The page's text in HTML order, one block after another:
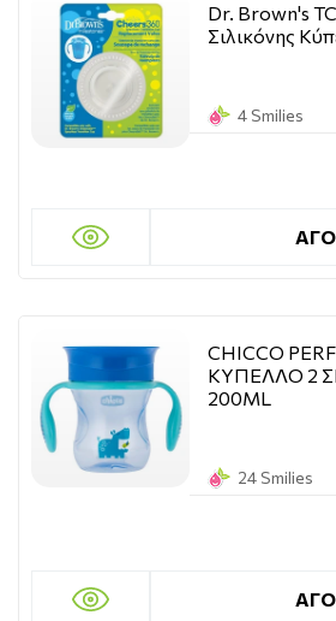
Dr. Brown's
Σιλικόνης
4 Smilies
CHICCO
ΚΥΠΕΛΛΟ 2
200ML
24 Smilies